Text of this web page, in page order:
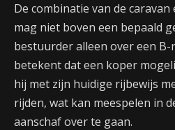
De combinatie van de
mag niet boven een bepaald
bestuurder alleen over een
betekent dat een koper
hij met zijn huidige rijbewijs
rijden, wat kan meespelen in
aanschaf over te gaan.